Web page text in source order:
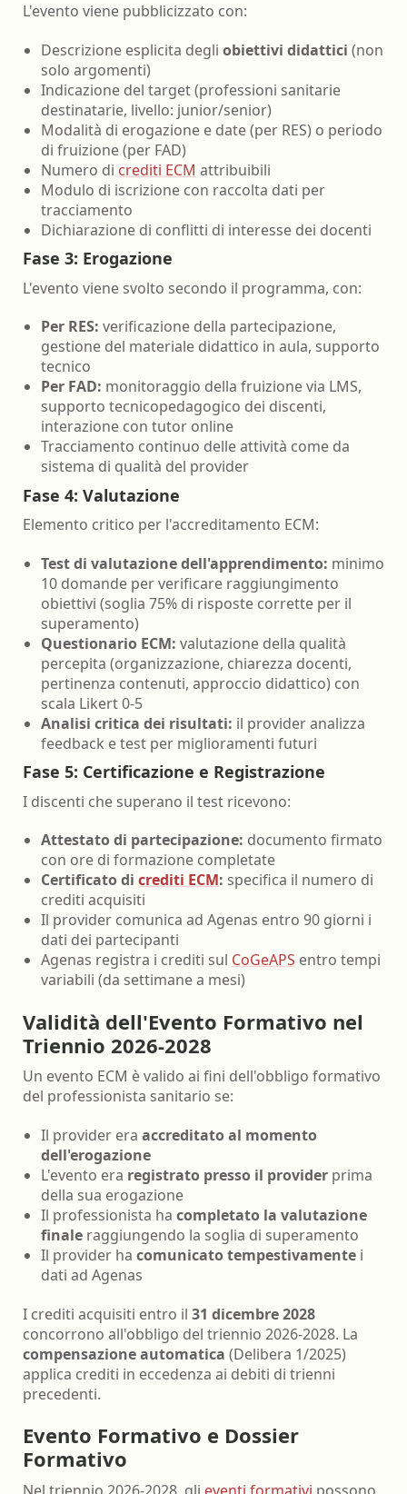
L'evento viene pubblicizzato con:
Descrizione esplicita degli obiettivi didattici (non
solo argomenti)
Indicazione del target (professioni sanitarie
destinatarie, livello: junior/senior)
Modalità di erogazione e date (per RES) o periodo
di fruizione (per FAD)
Numero di crediti ECM attribuibili
Modulo di iscrizione con raccolta dati per
tracciamento
Dichiarazione di conflitti di interesse dei docenti
Fase 3: Erogazione
L'evento viene svolto secondo il programma, con:
Per RES: verificazione della partecipazione,
gestione del materiale didattico in aula, supporto
tecnico
Per FAD: monitoraggio della fruizione via LMS,
supporto tecnicopedagogico dei discenti,
interazione con tutor online
Tracciamento continuo delle attività come da
sistema di qualità del provider
Fase 4: Valutazione
Elemento critico per l'accreditamento ECM:
Test di valutazione dell'apprendimento: minimo
10 domande per verificare raggiungimento
obiettivi (soglia 75% di risposte corrette per il
superamento)
Questionario ECM: valutazione della qualità
percepita (organizzazione, chiarezza docenti,
pertinenza contenuti, approccio didattico) con
scala Likert 0-5
Analisi critica dei risultati: il provider analizza
feedback e test per miglioramenti futuri
Fase 5: Certificazione e Registrazione
I discenti che superano il test ricevono:
Attestato di partecipazione: documento firmato
con ore di formazione completate
Certificato di crediti ECM: specifica il numero di
crediti acquisiti
Il provider comunica ad Agenas entro 90 giorni i
dati dei partecipanti
Agenas registra i crediti sul CoGeAPS entro tempi
variabili (da settimane a mesi)
Validità dell'Evento Formativo nel
Triennio 2026-2028
Un evento ECM è valido ai fini dell'obbligo formativo
del professionista sanitario se:
Il provider era accreditato al momento
dell'erogazione
L'evento era registrato presso il provider prima
della sua erogazione
Il professionista ha completato la valutazione
finale raggiungendo la soglia di superamento
Il provider ha comunicato tempestivamente i
dati ad Agenas
I crediti acquisiti entro il 31 dicembre 2028
concorrono all'obbligo del triennio 2026-2028. La
compensazione automatica (Delibera 1/2025)
applica crediti in eccedenza ai debiti di trienni
precedenti.
Evento Formativo e Dossier
Formativo